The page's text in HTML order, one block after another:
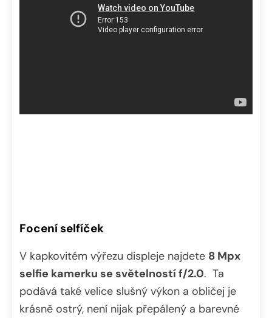
Focení selfíček
V kapkovitém výřezu displeje najdete 8 Mpx
selfie kamerku se světelností f/2.0. Ta
podává také velice slušný výkon a obličej je
krásně ostrý, není nijak přepálený a barevné